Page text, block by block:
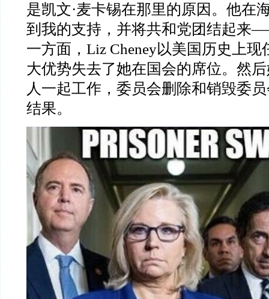
是凯文·麦卡锡在那里的原因。他在
到我的支持，并将共和党团结起来
一方面，Liz Cheney以美国历史上现
大优势失去了她在国会的席位。然
人一起工作，委员会删除和销毁委
结果。